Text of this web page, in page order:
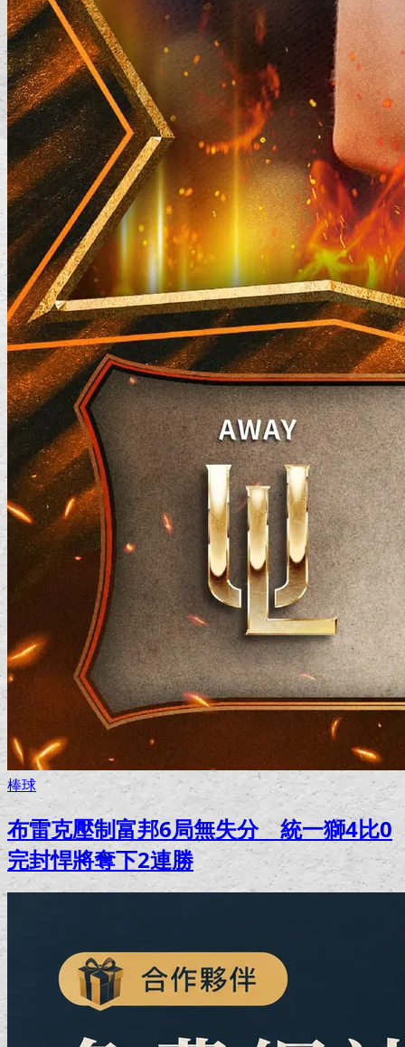
棒球
布雷克壓制富邦6局無失分 統一獅4比0
完封悍將奪下2連勝